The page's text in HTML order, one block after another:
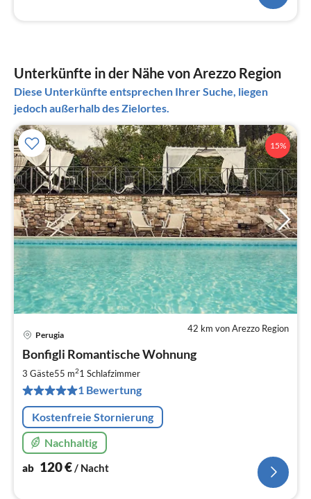
Unterkünfte in der Nähe von Arezzo Region
Diese Unterkünfte entsprechen Ihrer Suche, liegen
jedoch außerhalb des Zielortes.
15%
42 km von Arezzo Region
Perugia
Bonfigli Romantische Wohnung
3 Gäste55 m21 Schlafzimmer
1 Bewertung
Kostenfreie Stornierung
Nachhaltig
ab 120€/ Nacht